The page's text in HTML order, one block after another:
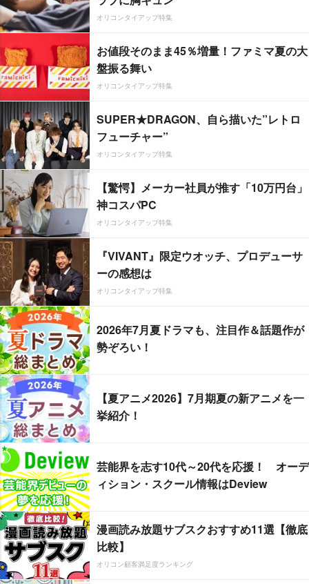
オリコンタイアップ特集
お値段そのまま45％増量！ファミマ夏の大
盤振る舞い
オリコンタイアップ特集
SUPER★DRAGON、自ら描いた”レトロ
フューチャー”
オリコンタイアップ特集
【驚愕】メーカー社員が推す「10万円台」
神コスパPC
オリコンタイアップ特集
『VIVANT』限定ウオッチ、プロデューサ
ーの感想は
オリコンタイアップ特集
2026年7月夏ドラマも、注目作＆話題作が
勢ぞろい！
【夏アニメ2026】7月期夏の新アニメを一
挙紹介！
芸能界を志す10代～20代を応援！ オーデ
ィション・スクール情報はDeview
漫画読み放題サブスクおすすめ11選【徹底
比較】
オリコン顧客満足度ランキング